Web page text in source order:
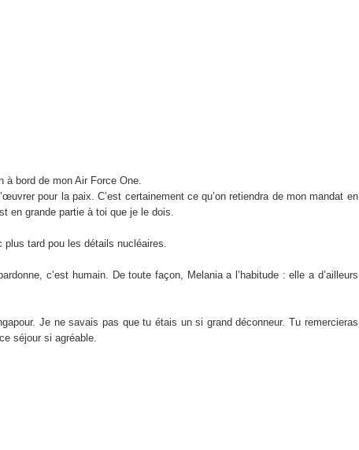
bord de mon Air Force One.
pour la paix. C’est certainement ce qu’on retiendra de mon mandat en
en grande partie à toi que je le dois.
tard pou les détails nucléaires.
c’est humain. De toute façon, Melania a l’habitude : elle a d’ailleurs
Je ne savais pas que tu étais un si grand déconneur. Tu remercieras
séjour si agréable.